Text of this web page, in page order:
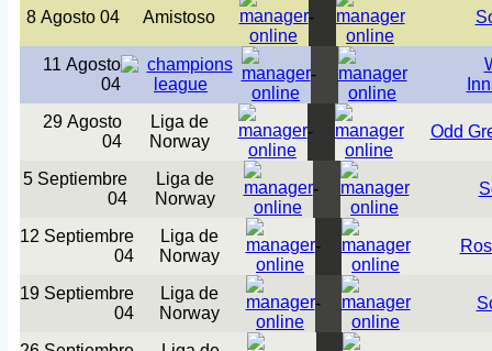
8 Agosto 04 Amistoso -
11 Agosto
04
-
29 Agosto
04
Liga de
Norway
- Odd
5 Septiembre
04
Liga de
Norway
-
12 Septiembre
04
Liga de
Norway
-
19 Septiembre
04
Liga de
Norway
-